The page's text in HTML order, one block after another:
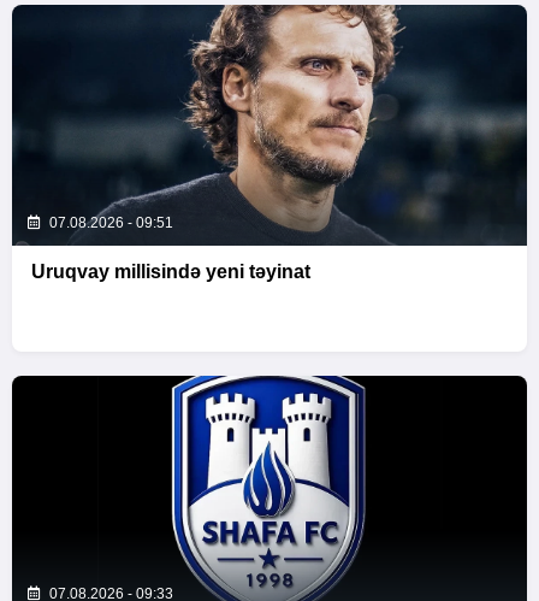
07.08.2026 - 09:51
Uruqvay millisində yeni təyinat
07.08.2026 - 09:33